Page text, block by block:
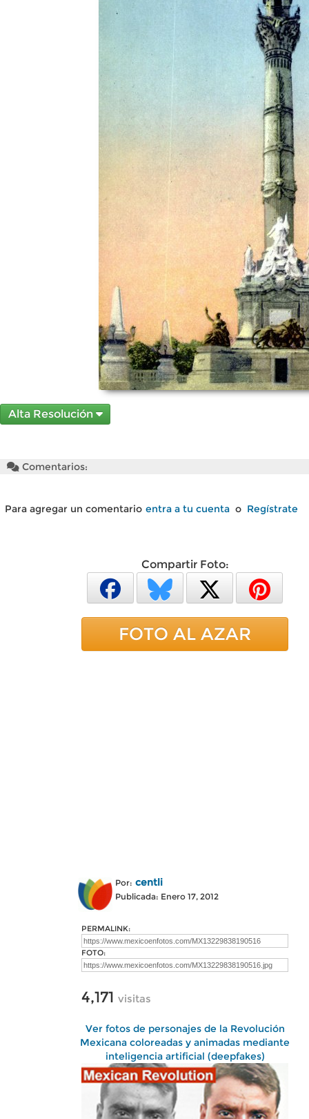
Alta Resolución
Comentarios:
Para agregar un comentario entra a tu cuenta o Regístrate
Compartir Foto:
FOTO AL AZAR
Por: centli
Publicada: Enero 17, 2012
PERMALINK:
FOTO:
4,171 visitas
Ver fotos de personajes de la Revolución
Mexicana coloreadas y animadas mediante
inteligencia artificial (deepfakes)